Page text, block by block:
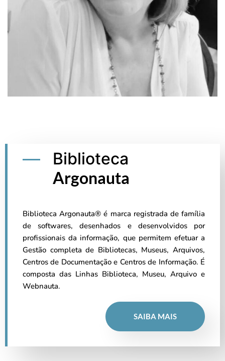
Biblioteca
Argonauta
Biblioteca Argonauta® é marca registrada de família
de softwares, desenhados e desenvolvidos por
profissionais da informação, que permitem efetuar a
Gestão completa de Bibliotecas, Museus, Arquivos,
Centros de Documentação e Centros de Informação. É
composta das Linhas Biblioteca, Museu, Arquivo e
Webnauta.
SAIBA MAIS